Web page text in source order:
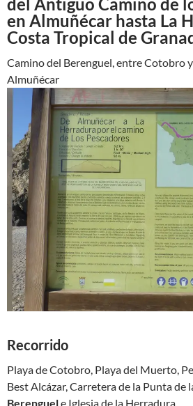
en Almuñécar hasta La
Costa Tropical de
Camino del Berenguel, entre Cotobro
Almuñécar
Recorrido
Playa de Cotobro, Playa del Muerto,
Best Alcázar, Carretera de la Punta de
Berenguele Iglesia de la Herradura.